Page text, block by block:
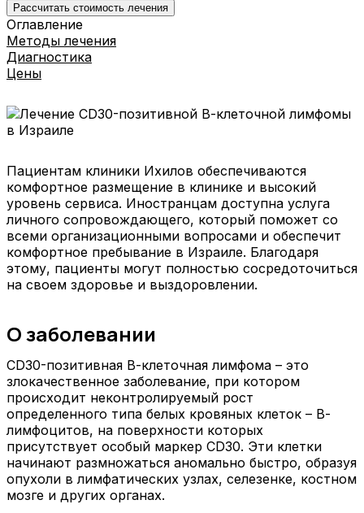
Рассчитать стоимость лечения
Оглавление
Методы лечения
Диагностика
Цены
Пациентам клиники Ихилов обеспечиваются
комфортное размещение в клинике и высокий
уровень сервиса. Иностранцам доступна услуга
личного сопровождающего, который поможет со
всеми организационными вопросами и обеспечит
комфортное пребывание в Израиле. Благодаря
этому, пациенты могут полностью сосредоточиться
на своем здоровье и выздоровлении.
О заболевании
CD30-позитивная В-клеточная лимфома – это
злокачественное заболевание, при котором
происходит неконтролируемый рост
определенного типа белых кровяных клеток – В-
лимфоцитов, на поверхности которых
присутствует особый маркер CD30. Эти клетки
начинают размножаться аномально быстро, образуя
опухоли в лимфатических узлах, селезенке, костном
мозге и других органах.